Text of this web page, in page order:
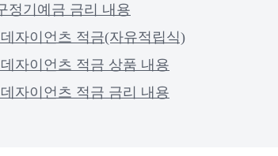
정기예금 금리 내용
자이언츠 적금(자유적립식)
자이언츠 적금 상품 내용
자이언츠 적금 금리 내용